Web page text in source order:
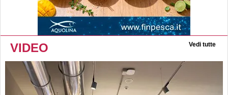
VIDEO Vedi tutte